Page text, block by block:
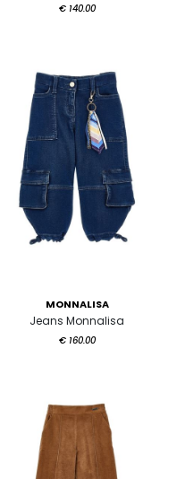
€ 140.00
MONNALISA
Jeans Monnalisa
€ 160.00